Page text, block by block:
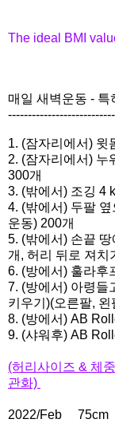
The ideal BMI
매일 새벽운동 -
1. (잠자리에서) 윗
2. (잠자리에서) 누
300개
3. (밖에서) 조깅 4
4. (밖에서) 두팔
운동) 200개
5. (밖에서) 손끝
개, 허리 뒤로 져치
6. (방에서) 훌라후
7. (방에서) 아령들
키우기)(오른팔,
8. (방에서) AB
9. (샤워후) AB
(허리사이즈 & 체
관화)
2022/Feb
75cm